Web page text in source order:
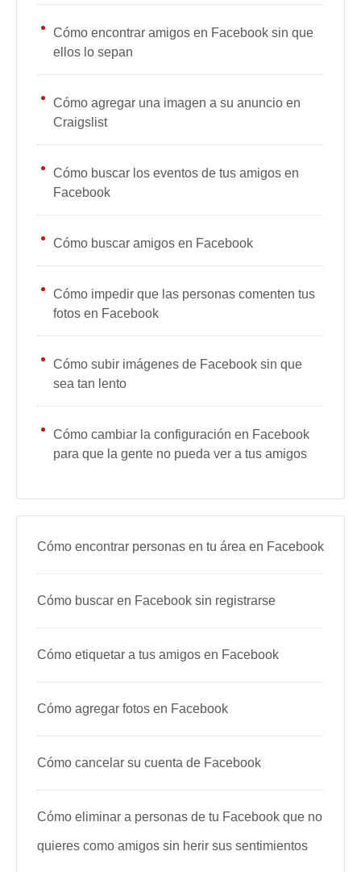
Cómo encontrar amigos en Facebook sin que
ellos lo sepan
Cómo agregar una imagen a su anuncio en
Craigslist
Cómo buscar los eventos de tus amigos en
Facebook
Cómo buscar amigos en Facebook
Cómo impedir que las personas comenten tus
fotos en Facebook
Cómo subir imágenes de Facebook sin que
sea tan lento
Cómo cambiar la configuración en Facebook
para que la gente no pueda ver a tus amigos
Cómo encontrar personas en tu área en Facebook
Cómo buscar en Facebook sin registrarse
Cómo etiquetar a tus amigos en Facebook
Cómo agregar fotos en Facebook
Cómo cancelar su cuenta de Facebook
Cómo eliminar a personas de tu Facebook que no
quieres como amigos sin herir sus sentimientos